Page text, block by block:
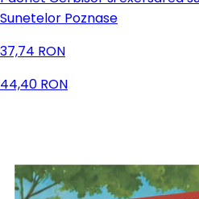
Sunetelor Poznase
37,74 RON
44,40 RON